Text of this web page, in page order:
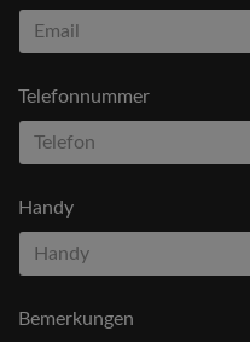
Telefonnummer
Handy
Bemerkungen